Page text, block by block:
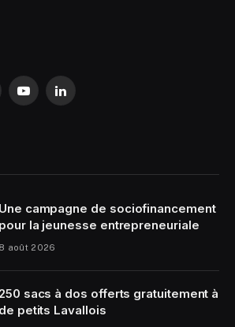
YouTubeLinkedIn
Une campagne de sociofinancement
pour la jeunesse entrepreneuriale
8 août 2026
250 sacs à dos offerts gratuitement à
de petits Lavallois